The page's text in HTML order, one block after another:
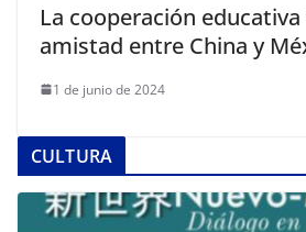
La cooperación
amistad entre China y
1 de junio de 2024
CULTURA